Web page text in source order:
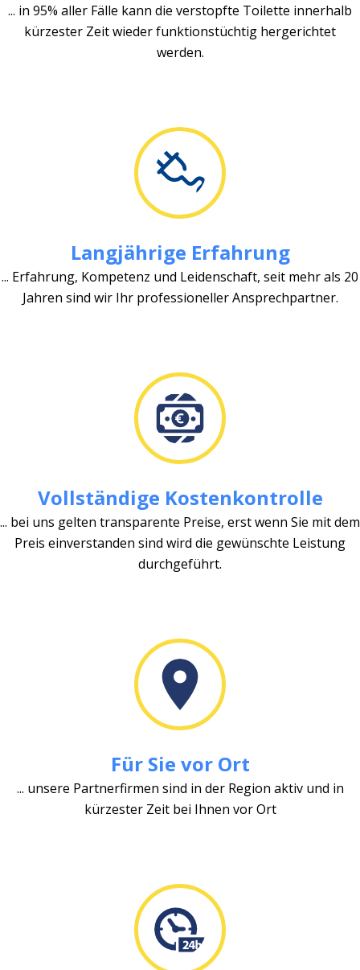
... in 95% aller Fälle kann die verstopfte Toilette innerhalb
kürzester Zeit wieder funktionstüchtig hergerichtet
werden.
Langjährige Erfahrung
... Erfahrung, Kompetenz und Leidenschaft, seit mehr als 20
Jahren sind wir Ihr professioneller Ansprechpartner.
Vollständige Kostenkontrolle
... bei uns gelten transparente Preise, erst wenn Sie mit dem
Preis einverstanden sind wird die gewünschte Leistung
durchgeführt.
Für Sie vor Ort
... unsere Partnerfirmen sind in der Region aktiv und in
kürzester Zeit bei Ihnen vor Ort